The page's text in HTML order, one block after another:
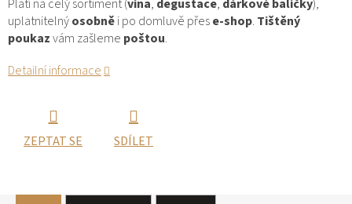
Platí na celý sortiment (vína, degustace, dárkové balíčky),
uplatnitelnýosobněi po domluvě přese-shop. Tištěný
poukazvám zašleme poštou.
Detailní informace
ZEPTAT SE SDÍLET